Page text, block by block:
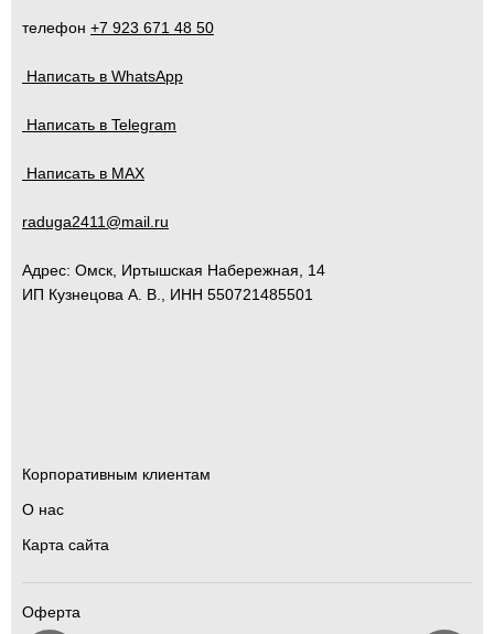
телефон +7 923 671 48 50
Написать в WhatsApp
Написать в Telegram
Написать в MAX
raduga2411@mail.ru
Адрес: Омск Иртышская Набережная, 14
ИП Кузнецова А. В., ИНН 550721485501
Корпоративным клиентам
О нас
Карта сайта
Оферта